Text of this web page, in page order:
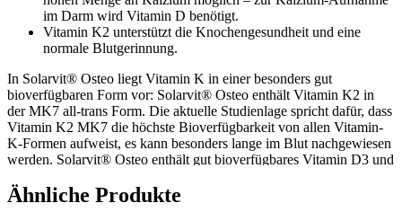
im Darm wird Vitamin D benötigt.
Vitamin K2 unterstützt die Knochengesundheit und eine
normale Blutgerinnung.
In Solarvit® Osteo liegt Vitamin K in einer besonders gut
bioverfügbaren Form vor: Solarvit® Osteo enthält Vitamin K2 in
der MK7 all-trans Form. Die aktuelle Studienlage spricht dafür, dass
Vitamin K2 MK7 die höchste Bioverfügbarkeit von allen Vitamin-
K-Formen aufweist, es kann besonders lange im Blut nachgewiesen
werden. Solarvit® Osteo enthält gut bioverfügbares Vitamin D3 und
Ähnliche Produkte